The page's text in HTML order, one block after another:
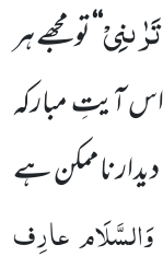
‘‘تو مجھے ہر
اس آیتِ مبارکہ
دیدار ناممکن ہے
عارِف